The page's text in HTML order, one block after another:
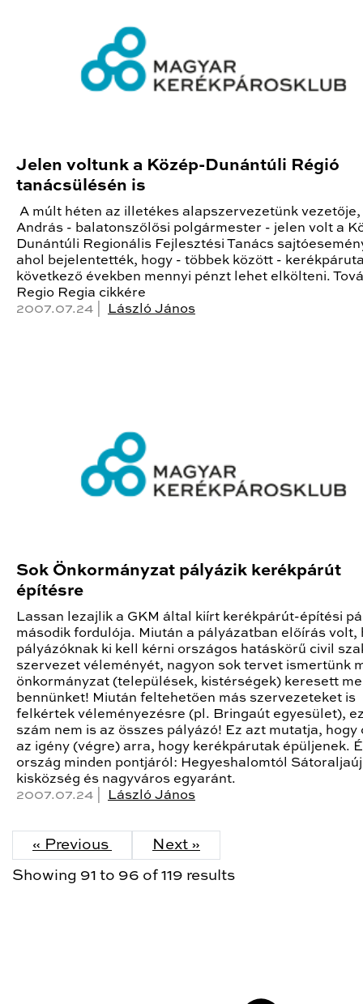
Jelen voltunk a Közép-Dunántúli Régió
tanácsülésén is
A múlt héten az illetékes alapszervezetünk
András - balatonszőlősi polgármester - jelen volt a
Dunántúli Regionális Fejlesztési Tanács
ahol bejelentették, hogy - többek között -
következő években mennyi pénzt lehet elkölteni.
Regio Regia cikkére
2007.07.24 |
László János
Sok Önkormányzat pályázik kerékpárút
építésre
Lassan lezajlik a GKM által kiírt kerékpárút-építési
második fordulója. Miután a pályázatban előírás volt,
pályázóknak ki kell kérni országos hatáskörű civil
szervezet véleményét, nagyon sok tervet ismertünk
önkormányzat (települések, kistérségek) keresett
bennünket! Miután feltehetően más szervezeteket is
felkértek véleményezésre (pl. Bringaút egyesület),
szám nem is az összes pályázó! Ez azt mutatja, hogy
az igény (végre) arra, hogy kerékpárutak épüljenek.
ország minden pontjáról: Hegyeshalomtól
kisközség és nagyváros egyaránt.
2007.07.24 |
László János
« Previous Next »
Showing 91 to 96 of 119 results